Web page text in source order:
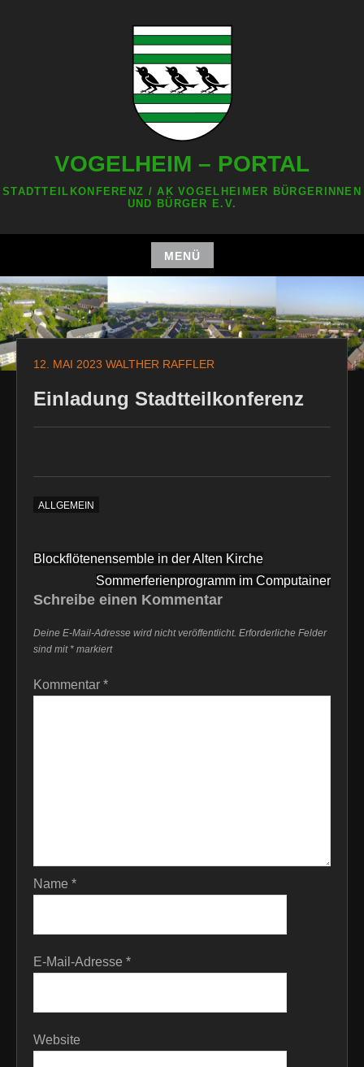
VOGELHEIM – PORTAL
STADTTEILKONFERENZ / AK VOGELHEIMER BÜRGERINNEN
UND BÜRGER E.V.
MENÜ
Zum
Inhalt
springen
12. MAI 2023 WALTHER RAFFLER
Einladung Stadtteilkonferenz
ALLGEMEIN
Beitragsnavigation
Blockflötenensemble in der Alten Kirche
Sommerferienprogramm im Computainer
Schreibe einen Kommentar
Deine E-Mail-Adresse wird nicht veröffentlicht. Erforderliche Felder
sind mit * markiert
Kommentar *
Name *
E-Mail-Adresse *
Website